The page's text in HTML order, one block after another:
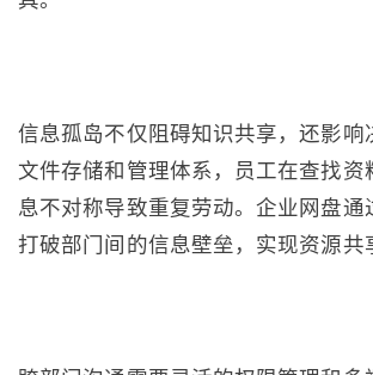
信息孤岛不仅阻碍知识共享，还影
文件存储和管理体系，员工在查找
息不对称导致重复劳动。企业网盘
打破部门间的信息壁垒，实现资源共